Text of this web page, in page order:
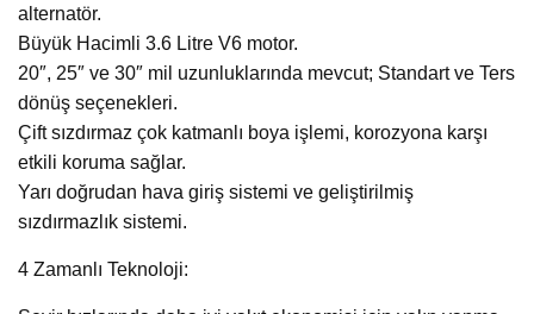
alternatör.
Büyük Hacimli 3.6 Litre V6 motor.
20″, 25″ ve 30″ mil uzunluklarında mevcut; Standart ve Ters
dönüş seçenekleri.
Çift sızdırmaz çok katmanlı boya işlemi, korozyona karşı
etkili koruma sağlar.
Yarı doğrudan hava giriş sistemi ve geliştirilmiş
sızdırmazlık sistemi.
4 Zamanlı Teknoloji: